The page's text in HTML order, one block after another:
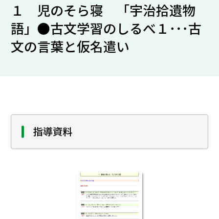
１ 児のそら寝 「宇治拾遺物
語」●古文学習のしるべ１･･･古
文の言葉と仮名遣い
指導資料